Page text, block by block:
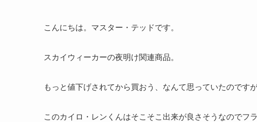
こんにちは。マスター・テッドです。
スカイウィーカーの夜明け関連商品。
もっと値下げされてから買おう、なんて思っていたのですが
このカイロ・レンくんはそこそこ出来が良さそうなのでフ